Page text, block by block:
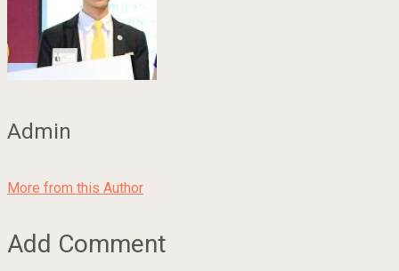
Admin
More from this Author
Add Comment